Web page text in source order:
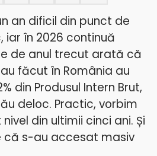
an dificil din punct de
iar în 2026 continuă
de anul trecut arată că
făcut în România au
din Produsul Intern Brut,
deloc. Practic, vorbim
din ultimii cinci ani. Și
că s-au accesat masiv